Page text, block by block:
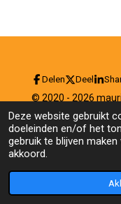
Deze website gebruikt
doeleinden en/of het
gebruik te blijven
akkoord.
Delen Deel
© 2020 - 2026
Powered byJouwWeb